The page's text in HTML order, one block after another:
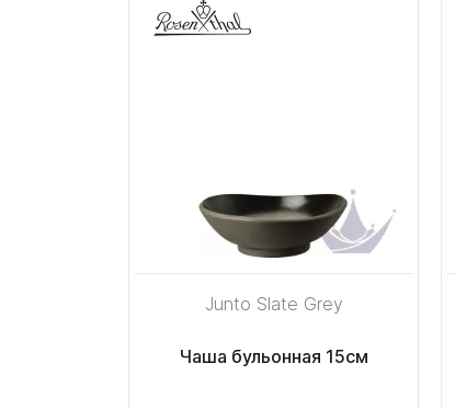
Junto Slate Grey
Чаша бульонная 15см